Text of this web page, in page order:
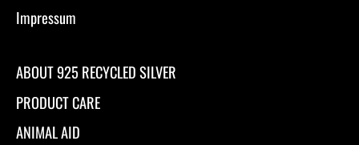
Impressum
ABOUT 925 RECYCLED SILVER
PRODUCT CARE
ANIMAL AID